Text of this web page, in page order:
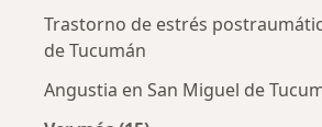
Trastorno de estrés
de Tucumán
Angustia en San Miguel de